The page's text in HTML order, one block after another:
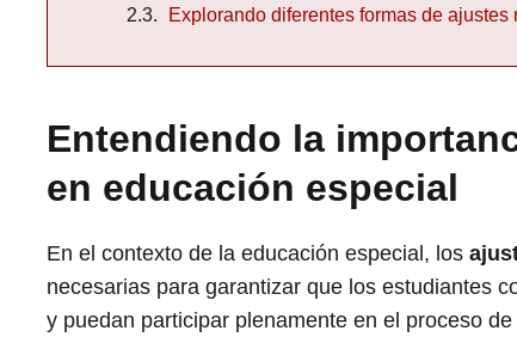
Explorando diferentes formas de
Entendiendo la
en educación especial
En el contexto de la educación especial, los
necesarias para garantizar que los estudiantes
y puedan participar plenamente en el proceso